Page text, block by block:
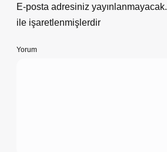
E-posta adresiniz yayınlanmayacak.
ile işaretlenmişlerdir
Yorum